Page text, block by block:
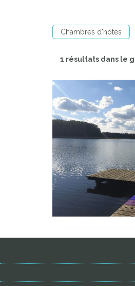
Chambres d'hôtes
1 résultats dans le